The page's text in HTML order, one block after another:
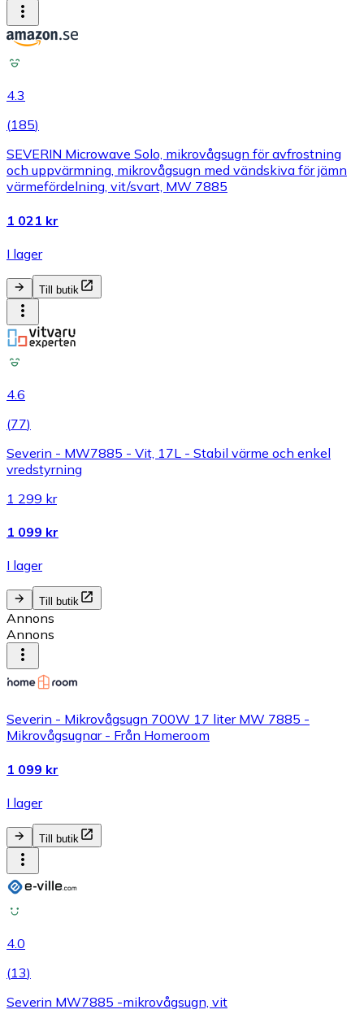
4.3
(185)
SEVERIN Microwave Solo, mikrovågsugn för avfrostning
och uppvärmning, mikrovågsugn med vändskiva för jämn
värmefördelning, vit/svart, MW 7885
1 021 kr
I lager
Till butik
4.6
(77)
Severin - MW7885 - Vit, 17L - Stabil värme och enkel
vredstyrning
1 299 kr
1 099 kr
I lager
Till butik
Annons
Annons
Severin - Mikrovågsugn 700W 17 liter MW 7885 -
Mikrovågsugnar - Från Homeroom
1 099 kr
I lager
Till butik
4.0
(13)
Severin MW7885 -mikrovågsugn, vit